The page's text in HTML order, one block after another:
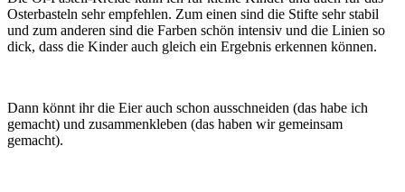
Osterbasteln sehr empfehlen. Zum einen sind die Stifte sehr stabil
und zum anderen sind die Farben schön intensiv und die Linien so
dick, dass die Kinder auch gleich ein Ergebnis erkennen können.
Dann könnt ihr die Eier auch schon ausschneiden (das habe ich
gemacht) und zusammenkleben (das haben wir gemeinsam
gemacht).